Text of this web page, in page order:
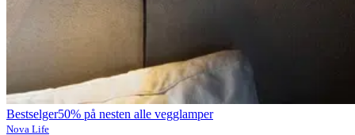
Bestselger50% på nesten alle vegglamper
Nova Life